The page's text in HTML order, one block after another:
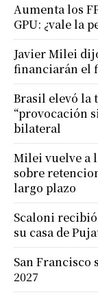
Aumenta los
GPU: ¿vale la
Javier Milei
financiarán el
Brasil elevó la
“provocación
bilateral
Milei vuelve a
sobre
largo plazo
Scaloni
su casa de
San Francisco
2027